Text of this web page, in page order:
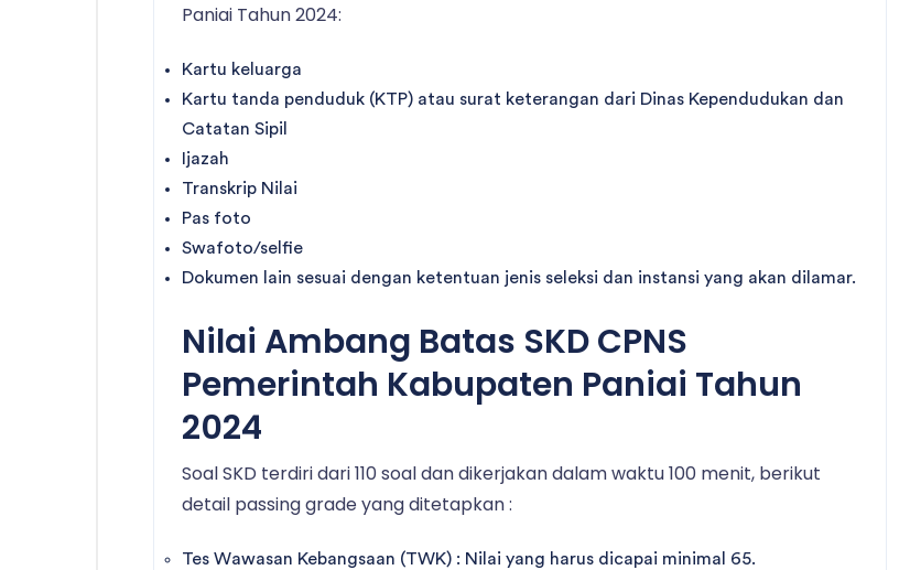
Paniai Tahun 2024:
Kartu keluarga
Kartu tanda penduduk (KTP) atau surat keterangan dari Dinas Kependudukan dan
Catatan Sipil
Ijazah
Transkrip Nilai
Pas foto
Swafoto/selfie
Dokumen lain sesuai dengan ketentuan jenis seleksi dan instansi yang akan dilamar.
Nilai Ambang Batas SKD CPNS
Pemerintah Kabupaten Paniai Tahun
2024
Soal SKD terdiri dari 110 soal dan dikerjakan dalam waktu 100 menit, berikut
detail passing grade yang ditetapkan :
Tes Wawasan Kebangsaan (TWK) : Nilai yang harus dicapai minimal 65.